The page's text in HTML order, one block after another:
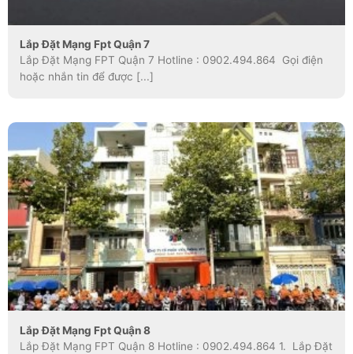
Lắp Đặt Mạng Fpt Quận 7
Lắp Đặt Mạng FPT Quận 7 Hotline : 0902.494.864 Gọi điện
hoặc nhắn tin để được [...]
Lắp Đặt Mạng Fpt Quận 8
Lắp Đặt Mạng FPT Quận 8 Hotline : 0902.494.864 1. Lắp Đặt